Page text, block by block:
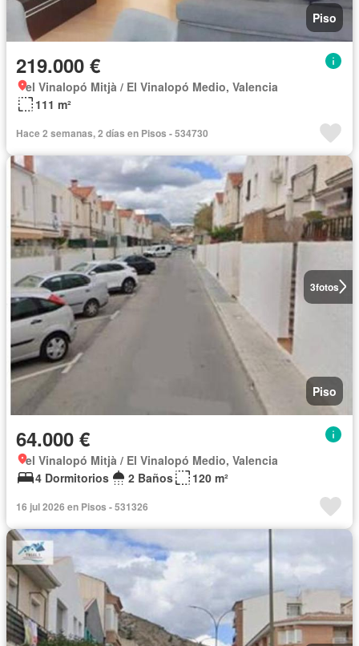
Piso
219.000 €
el Vinalopó Mitjà / El Vinalopó Medio, Valencia
111 m²
Hace 2 semanas, 2 días en Pisos - 534730
3fotos
Piso
64.000 €
el Vinalopó Mitjà / El Vinalopó Medio, Valencia
4 Dormitorios
2 Baños 120 m²
16 jul 2026 en Pisos - 531326